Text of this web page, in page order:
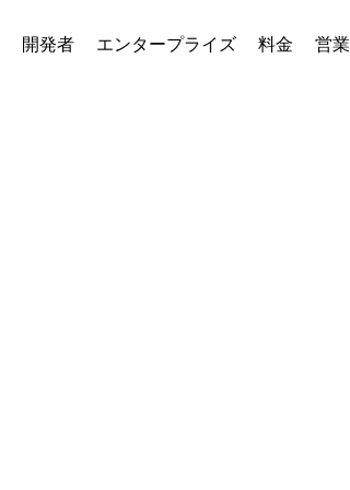
開発者 エンタープライズ 料金 営